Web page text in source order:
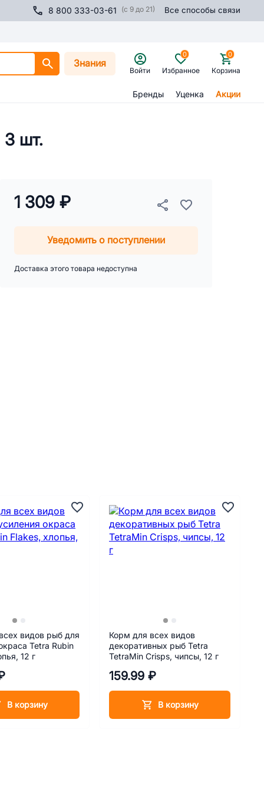
8 800 333-03-61 (с 9 до 21) Все способы связи
Знания
Войти Избранное
0
Корзина
0
Бренды Уценка Акции
3 шт.
1 309 ₽
Уведомить о поступлении
Доставка этого товара недоступна
видов рыб для
Tetra Rubin
12 г
В корзину
Корм для всех видов
декоративных рыб Tetra
TetraMin Crisps, чипсы, 12 г
159.99 ₽
В корзину